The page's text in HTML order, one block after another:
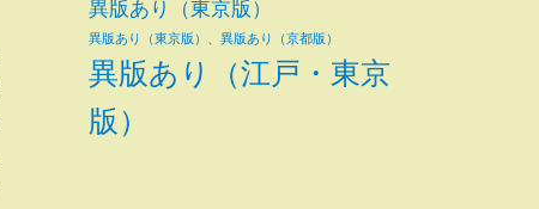
異版あり（東京版）
異版あり（東京版）、異版あり（京都版）
異版あり（江戸・東京
版）